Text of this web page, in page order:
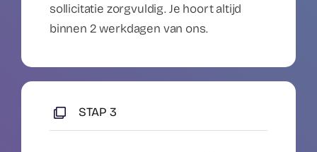
sollicitatie zorgvuldig. Je hoort altijd
binnen 2 werkdagen van ons.
STAP 3